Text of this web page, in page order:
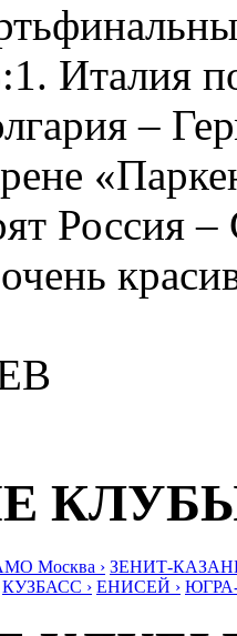
Италия
–
Россия
Москва › ЗЕНИТ-
КУЗБАСС › ЕНИСЕЙ ›